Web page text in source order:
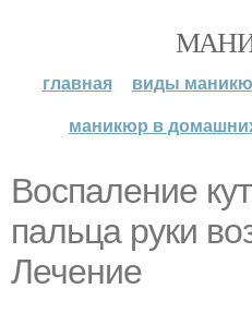
главная виды
маникюр в
Воспаление
пальца руки
Лечение